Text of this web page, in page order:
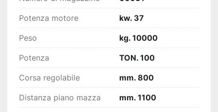
Potenza motore kw. 37
Peso kg. 10000
Potenza TON. 100
Corsa regolabile mm. 800
Distanza piano mazza mm. 1100